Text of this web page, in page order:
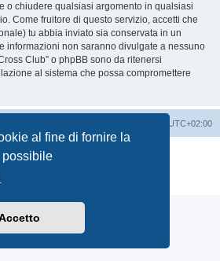
al fine di fornire la
possibile
o chiudere qualsiasi argomento in qualsiasi
Come fruitore di questo servizio, accetti che
tu abbia inviato sia conservata in un
informazioni non saranno divulgate a nessuno
Club” o phpBB sono da ritenersi
al sistema che possa compromettere
UTC+02:00
® Forum Software © phpBB Limited
Italiana